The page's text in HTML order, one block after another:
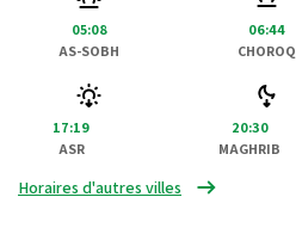
05:08
AS-SOBH
06:44
CHOROQ
17:19
ASR
20:30
MAGHRIB
Horaires d'autres villes